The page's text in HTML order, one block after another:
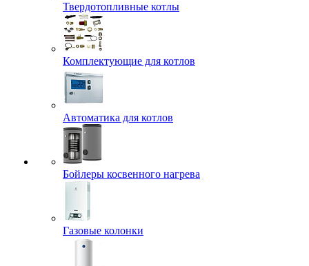
Твердотопливные котлы
Комплектующие для котлов
Автоматика для котлов
Бойлеры косвенного нагрева
Газовые колонки